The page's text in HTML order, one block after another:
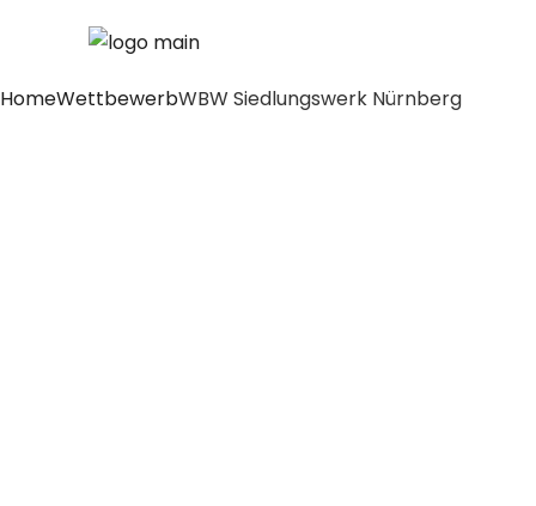
HomeWettbewerbWBW Siedlungswerk Nürnberg